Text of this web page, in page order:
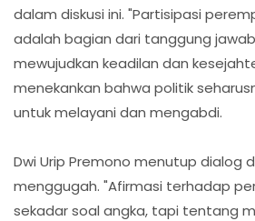
dalam diskusi ini. "Partisipasi
adalah bagian dari tanggung
mewujudkan keadilan dan
menekankan bahwa politik
untuk melayani dan mengabdi.
Dwi Urip Premono menutup dialog
menggugah. "Afirmasi terhadap
sekadar soal angka, tapi tentang